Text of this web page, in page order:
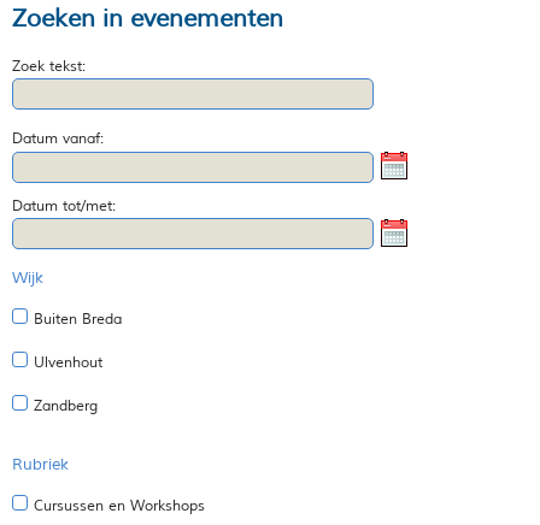
Zoeken in evenementen
Zoek tekst:
Datum vanaf:
Datum tot/met:
Wijk
Buiten Breda
Ulvenhout
Zandberg
Rubriek
Cursussen en Workshops